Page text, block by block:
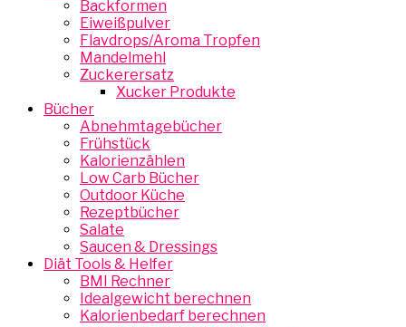
Backformen
Eiweißpulver
Flavdrops/Aroma Tropfen
Mandelmehl
Zuckerersatz
Xucker Produkte
Bücher
Abnehmtagebücher
Frühstück
Kalorienzählen
Low Carb Bücher
Outdoor Küche
Rezeptbücher
Salate
Saucen & Dressings
Diät Tools & Helfer
BMI Rechner
Idealgewicht berechnen
Kalorienbedarf berechnen